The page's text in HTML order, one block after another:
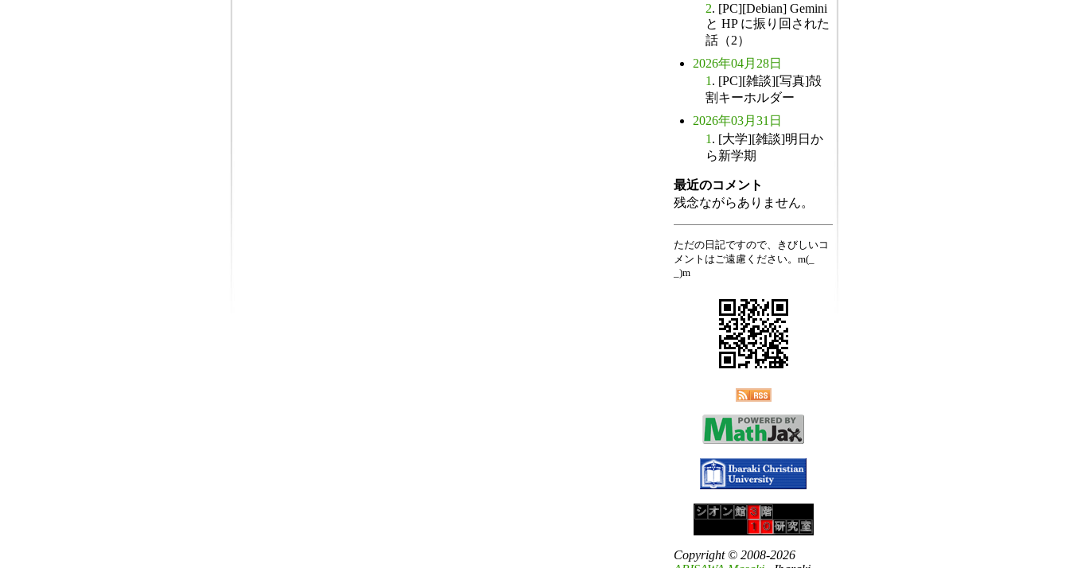
2. [PC][Debian] Gemini
と HP に振り回された
話（2）
2026年04月28日
1 . [PC][雑談][写真]殻
割キーホルダー
2026年03月31日
1 . [大学][雑談]明日か
ら新学期
最近のコメント
残念ながらありません。
ただの日記ですので、きびしいコ
メントはご遠慮ください。m(_
_)m
Copyright © 2008-2026